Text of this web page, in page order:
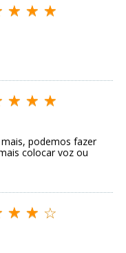
podemos fazer
colocar voz ou